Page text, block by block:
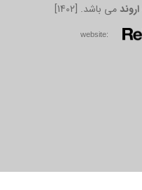
اروندمی باشد
w​​​​​​​ebsite: